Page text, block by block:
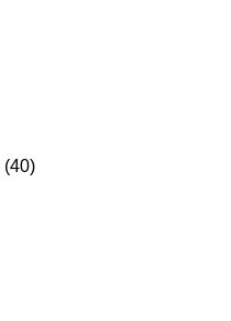
(40)